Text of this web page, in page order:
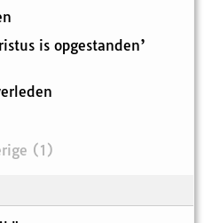
is opgestanden’
(1)